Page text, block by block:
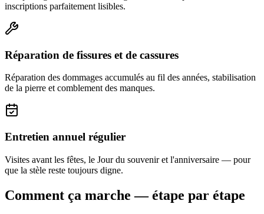
inscriptions parfaitement lisibles.
Réparation de fissures et de cassures
Réparation des dommages accumulés au fil des années, stabilisation
de la pierre et comblement des manques.
Entretien annuel régulier
Visites avant les fêtes, le Jour du souvenir et l'anniversaire — pour
que la stèle reste toujours digne.
Comment ça marche — étape par étape